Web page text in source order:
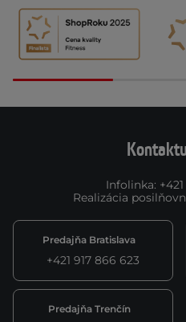
Infolinka:
Realizácia
Predajňa Bratislava
+421 917 866 623
Predajňa Trenčín